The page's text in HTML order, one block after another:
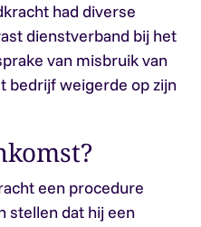
had diverse
dienstverband bij het
van misbruik van
bedrijf weigerde op zijn
een procedure
stellen dat hij een